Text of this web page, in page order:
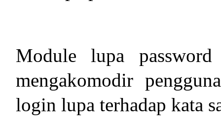
Module lupa
mengakomodir
login lupa terhadap kata